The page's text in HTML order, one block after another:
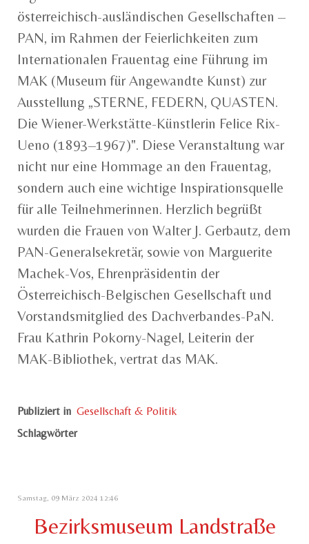
österreichisch-ausländischen Gesellschaften –
PAN, im Rahmen der Feierlichkeiten zum
Internationalen Frauentag eine Führung im
MAK (Museum für Angewandte Kunst) zur
Ausstellung „STERNE, FEDERN, QUASTEN.
Die Wiener-Werkstätte-Künstlerin Felice Rix-
Ueno (1893–1967)". Diese Veranstaltung war
nicht nur eine Hommage an den Frauentag,
sondern auch eine wichtige Inspirationsquelle
für alle Teilnehmerinnen. Herzlich begrüßt
wurden die Frauen von Walter J. Gerbautz, dem
PAN-Generalsekretär, sowie von Marguerite
Machek-Vos, Ehrenpräsidentin der
Österreichisch-Belgischen Gesellschaft und
Vorstandsmitglied des Dachverbandes-PaN.
Frau Kathrin Pokorny-Nagel, Leiterin der
MAK-Bibliothek, vertrat das MAK.
Publiziert in Gesellschaft & Politik
Schlagwörter
Samstag, 09 März 2024 12:46
Bezirksmuseum Landstraße